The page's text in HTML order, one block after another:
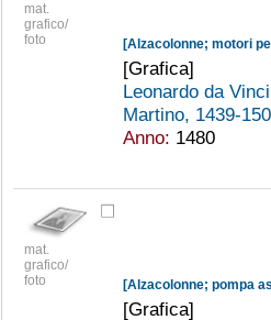
mat.
grafico/
foto
[Alzacolonne; motori
[Grafica]
Leonardo da
Martino, 1439-
Anno: 1480
mat.
grafico/
foto
[Grafica]